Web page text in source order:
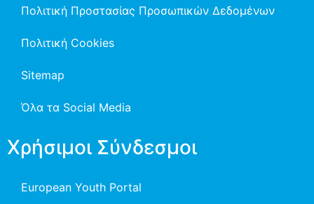
Πολιτική Προστασίας Προσωπικών Δεδομένων
Πολιτική Cookies
Sitemap
Όλα τα Social Media
Χρήσιμοι Σύνδεσμοι
European Youth Portal